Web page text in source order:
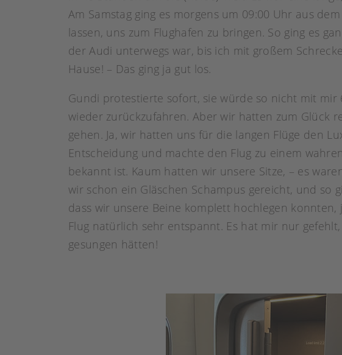
Am Samstag ging es morgens um 09:00 Uhr aus
lassen, uns zum Flughafen zu bringen. So ging es
der Audi unterwegs war, bis ich mit großem
Hause! – Das ging ja gut los.
Gundi protestierte sofort, sie würde so nicht mit
wieder zurückzufahren. Aber wir hatten zum Glück
gehen. Ja, wir hatten uns für die langen Flüge den
Entscheidung und machte den Flug zu einem
bekannt ist. Kaum hatten wir unsere Sitze, – es
wir schon ein Gläschen Schampus gereicht, und so
dass wir unsere Beine komplett hochlegen
Flug natürlich sehr entspannt. Es hat mir nur
gesungen hätten!